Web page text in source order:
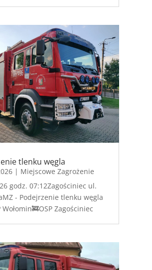
tlenku węgla
| Miejscowe Zagrożenie
godz. 07:12Zagościniec ul.
- Podejrzenie tlenku węgla
Wołomin🚒OSP Zagościniec